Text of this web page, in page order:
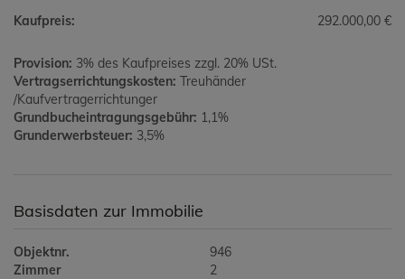
Kaufpreis: 292.000,00 €
Provision: 3% des Kaufpreises zzgl. 20% USt.
Vertragserrichtungskosten: Treuhänder
/Kaufvertragerrichtunger
Grundbucheintragungsgebühr: 1,1%
Grunderwerbsteuer: 3,5%
Basisdaten zur Immobilie
Objektnr.
946
Zimmer
2